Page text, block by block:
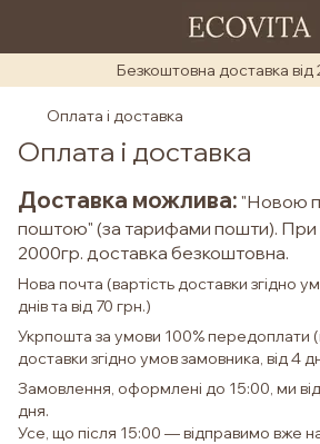
Безкоштовна доставка від
Оплата і доставка
Оплата і доставка
Доставка можлива: "Новою
поштою" (за тарифами пошти). При
2000гр. доставка безкоштовна.
Нова почта (вартість доставки згідно
днів та від 70 грн.)
Укрпошта за умови 100% передоплати
доставки згідно умов замовника, від 4
Замовлення, оформлені до 15:00, ми
дня.
Усе, що після 15:00 — відправимо вже